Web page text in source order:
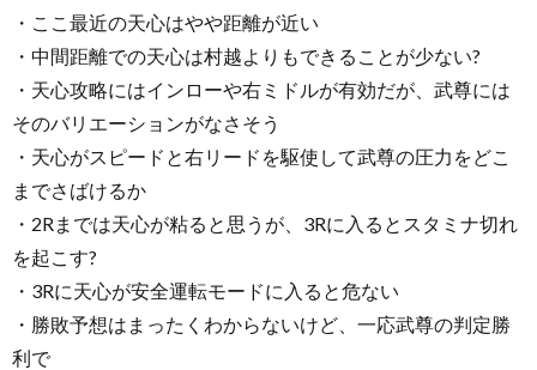
・ここ最近の天心はやや距離が近い
・中間距離での天心は村越よりもできることが少ない?
・天心攻略にはインローや右ミドルが有効だが、武尊には
そのバリエーションがなさそう
・天心がスピードと右リードを駆使して武尊の圧力をどこ
までさばけるか
・2Rまでは天心が粘ると思うが、3Rに入るとスタミナ切れ
を起こす?
・3Rに天心が安全運転モードに入ると危ない
・勝敗予想はまったくわからないけど、一応武尊の判定勝
利で